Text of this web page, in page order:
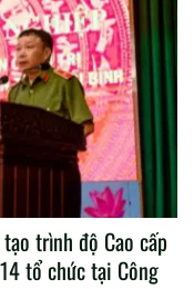
trình độ Cao cấp
tổ chức tại Công